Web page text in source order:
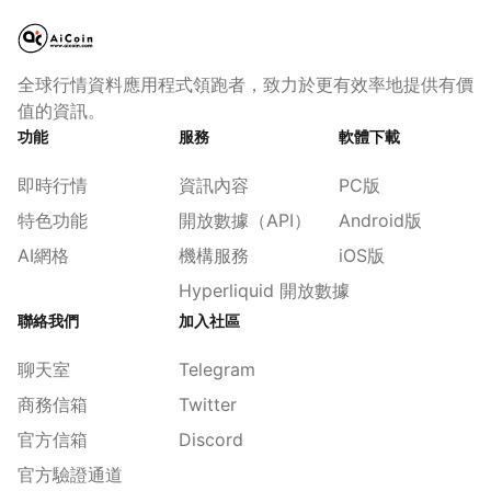
全球行情資料應用程式領跑者，致力於更有效率地提供有價
值的資訊。
功能
即時行情
特色功能
AI網格
服務
資訊內容
開放數據（API）
機構服務
Hyperliquid 開放數據
軟體下載
PC版
Android版
iOS版
聯絡我們
聊天室
商務信箱
官方信箱
官方驗證通道
加入社區
Telegram
Twitter
Discord